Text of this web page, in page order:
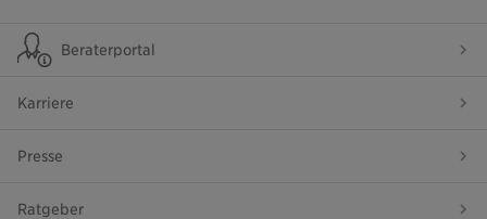
Beraterportal
Karriere
Presse
Ratgeber